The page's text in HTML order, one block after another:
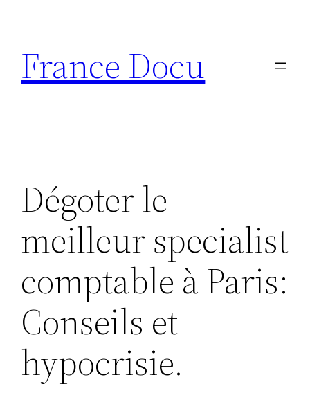
contenu
France Docu
Dégoter le
meilleur specialist
comptable à Paris:
Conseils et
hypocrisie.